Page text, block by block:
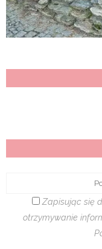
Zapisując się
otrzymywanie